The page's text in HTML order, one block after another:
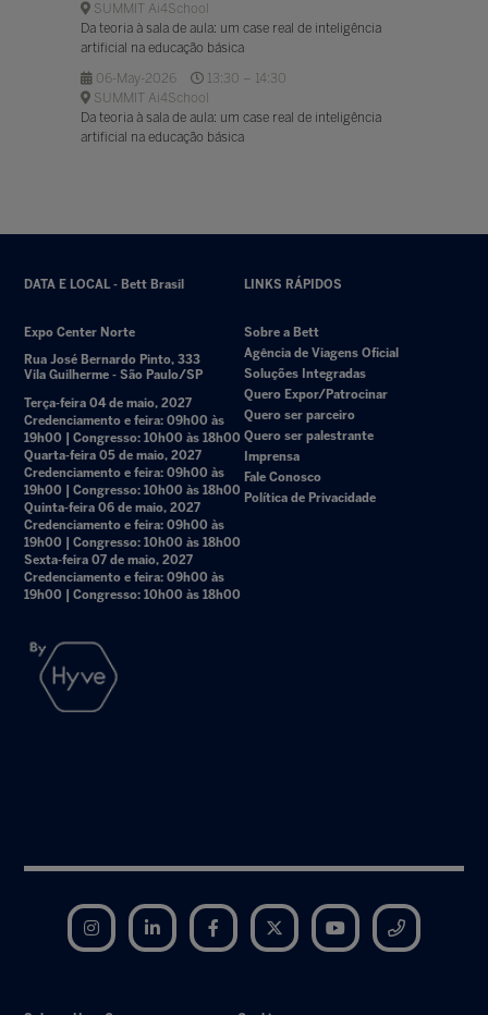
SUMMIT Ai4School
Da teoria à sala de aula: um case real de inteligência
artificial na educação básica
06-May-2026
13:30 – 14:30
SUMMIT Ai4School
Da teoria à sala de aula: um case real de inteligência
artificial na educação básica
DATA E LOCAL - Bett Brasil
Expo Center Norte
Rua José Bernardo Pinto, 333
Vila Guilherme - São Paulo/SP
Terça-feira 04 de maio, 2027
Credenciamento e feira: 09h00 às
19h00 | Congresso: 10h00 às 18h00
Quarta-feira 05 de maio, 2027
Credenciamento e feira: 09h00 às
19h00 | Congresso: 10h00 às 18h00
Quinta-feira 06 de maio, 2027
Credenciamento e feira: 09h00 às
19h00 | Congresso: 10h00 às 18h00
Sexta-feira 07 de maio, 2027
Credenciamento e feira: 09h00 às
19h00 | Congresso: 10h00 às 18h00
LINKS RÁPIDOS
Sobre a Bett
Agência de Viagens Oficial
Soluções Integradas
Quero Expor/Patrocinar
Quero ser parceiro
Quero ser palestrante
Imprensa
Fale Conosco
Política de Privacidade
Instagram LinkedIn Facebook Twitter YouTube